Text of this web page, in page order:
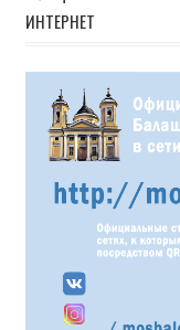
записям
ИНТЕРНЕТ